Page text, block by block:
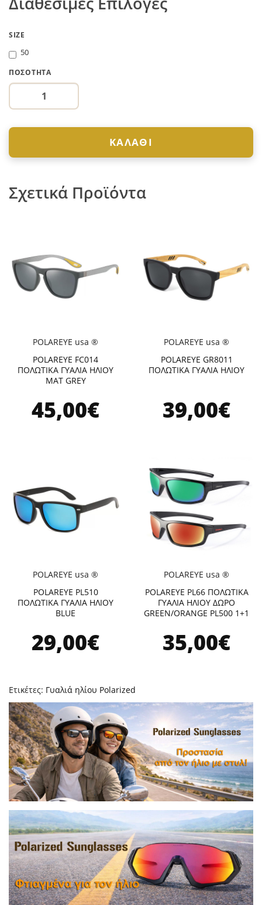
SIZE
50
ΠΟΣΌΤΗΤΑ
ΚΑΛΆΘΙ
Σχετικά Προϊόντα
POLAREYE usa ®
POLAREYE FC014
ΠΟΛΩΤΙΚΑ ΓΥΑΛΙΑ ΗΛΙΟΥ
MAT GREY
45,00€
POLAREYE usa ®
POLAREYE GR8011
ΠΟΛΩΤΙΚΑ ΓΥΑΛΙΑ ΗΛΙΟΥ
39,00€
POLAREYE usa ®
POLAREYE PL510
ΠΟΛΩΤΙΚΑ ΓΥΑΛΙΑ ΗΛΙΟΥ
BLUE
29,00€
POLAREYE usa ®
POLAREYE PL66 ΠΟΛΩΤΙΚΑ
ΓΥΑΛΙΑ ΗΛΙΟΥ ΔΩΡΟ
GREEN/ORANGE PL500 1+1
35,00€
Ετικέτες: Γυαλιά ηλίου Polarized